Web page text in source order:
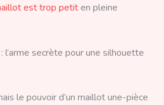
est trop petiten pleine
l’arme secrète pour une silhouette
le pouvoir d’un maillot une-pièce